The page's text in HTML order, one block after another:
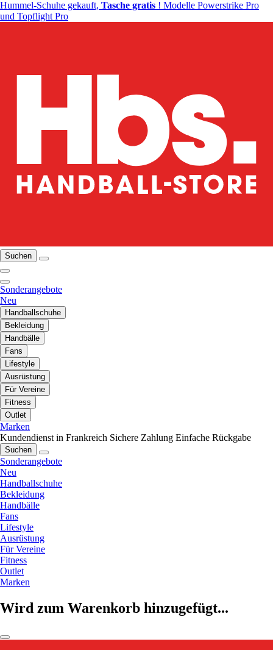
Hummel-Schuhe gekauft, Tasche gratis ! Modelle Powerstrike Pro
und Topflight Pro
Suchen
Sonderangebote
Neu
Handballschuhe
Bekleidung
Handbälle
Fans
Lifestyle
Ausrüstung
Für Vereine
Fitness
Outlet
Marken
Kundendienst in Frankreich Sichere Zahlung Einfache Rückgabe
Suchen
Sonderangebote
Neu
Handballschuhe
Bekleidung
Handbälle
Fans
Lifestyle
Ausrüstung
Für Vereine
Fitness
Outlet
Marken
Wird zum Warenkorb hinzugefügt...